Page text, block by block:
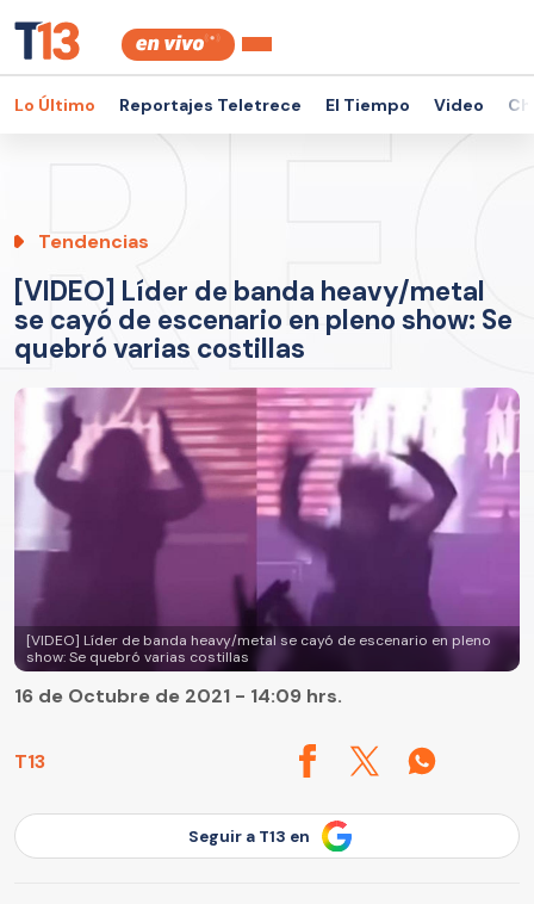
Lo Último Reportajes Teletrece El Tiempo Video
Tendencias
[VIDEO] Líder de banda heavy/metal
se cayó de escenario en pleno show: Se
quebró varias costillas
[VIDEO] Líder de banda heavy/metal se cayó de escenario en pleno
show: Se quebró varias costillas
T13
16 de Octubre de 2021 - 14:09 hrs.
Seguir a T13 en